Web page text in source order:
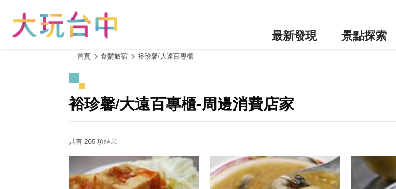
最新發現 景點探索
首頁 食購旅宿 裕珍馨/大遠百專櫃
裕珍馨/大遠百專櫃-周邊消費店家
共有 265 項結果